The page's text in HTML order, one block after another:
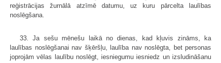
reģistrācijas žurnālā atzīmē datumu, uz kuru pārcelta laulības
noslēgšana.
33. Ja sešu mēnešu laikā no dienas, kad kļuvis zināms, ka
laulības noslēg­šanai nav šķēršļu, laulība nav noslēgta, bet personas
joprojām vēlas laulību noslēgt, iesniegumu iesniedz un izsludināšanu